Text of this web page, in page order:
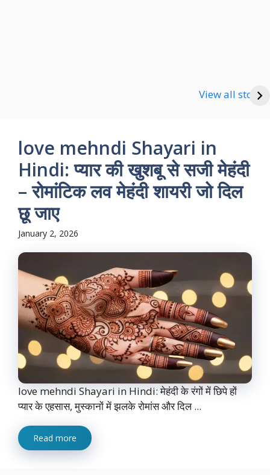
View all stories
Good Night Shayari
love mehndi Shayari in
Hindi: प्यार की खुशबू से सजी मेहंदी
– रोमांटिक लव मेहंदी शायरी जो दिल
छू जाए
January 2, 2026
love mehndi Shayari in Hindi: मेहंदी के रंगों में छिपे हों
प्यार के एहसास, मुस्कानों में झलके रोमांस और दिल ...
Read more